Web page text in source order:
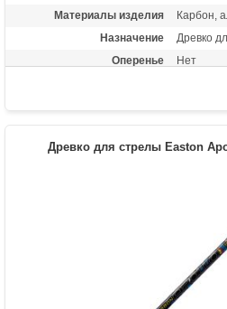
Материалы изделия
Карбон,
Назначение
Древко
Оперенье
Нет
Древко для стрелы Easton